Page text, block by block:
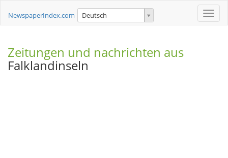
Toggle
NewspaperIndex.com Deutsch
Zeitungen und nachrichten aus
Falklandinseln